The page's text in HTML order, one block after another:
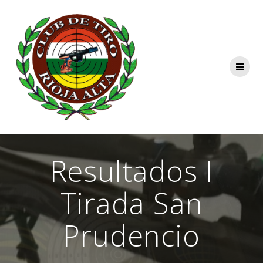
Resultados I
Tirada San
Prudencio